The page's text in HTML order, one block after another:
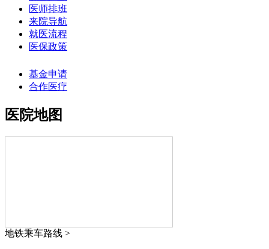
医师排班
来院导航
就医流程
医保政策
基金申请
合作医疗
医院地图
地铁乘车路线 >